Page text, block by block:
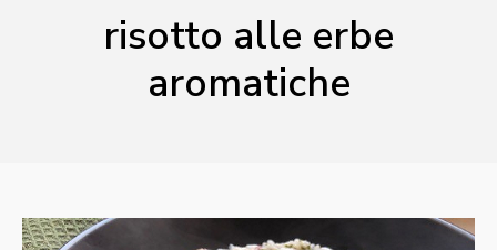
Ricettario
di ricetterisotto alle erbe
aromatiche